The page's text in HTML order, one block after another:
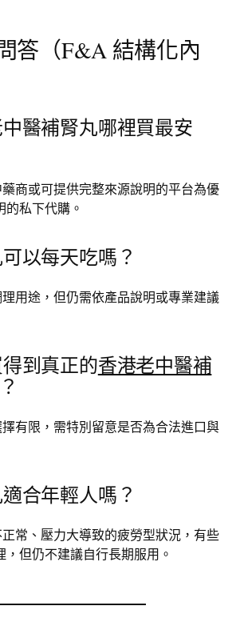
答（F&A 結構化內
醫補腎丸哪裡買最安
商或可提供完整來源說明的平台為優
私下代購。
以每天吃嗎？
用途，但仍需依產品說明或專業建議
到真正的香港老中醫補
有限，需特別留意是否為合法進口與
合年輕人嗎？
常、壓力大導致的疲勞型狀況，有些
但仍不建議自行長期服用。